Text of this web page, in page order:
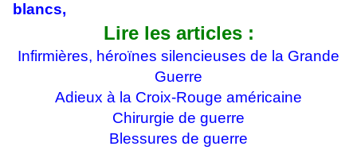
blancs,
Lire les articles :
Infirmières, héroïnes silencieuses de la Grande
Guerre
Adieux à la Croix-Rouge américaine
Chirurgie de guerre
Blessures de guerre